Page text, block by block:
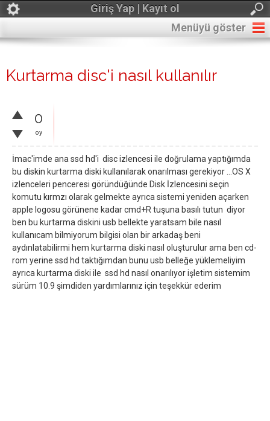
Giriş Yap | Kayıt ol
Menüyü göster
Kurtarma disc'i nasıl kullanılır
0
oy
İmac'imde ana ssd hd'i disc izlencesi ile doğrulama yaptığımda
bu diskin kurtarma diski kullanılarak onarılması gerekiyor ...OS X
izlenceleri penceresi göründüğünde Disk İzlencesini seçin
komutu kırmzı olarak gelmekte ayrıca sistemi yeniden açarken
apple logosu görünene kadar cmd+R tuşuna basılı tutun diyor
ben bu kurtarma diskini usb bellekte yaratsam bile nasıl
kullanıcam bilmiyorum bilgisi olan bir arkadaş beni
aydınlatabilirmi hem kurtarma diski nasıl oluşturulur ama ben cd-
rom yerine ssd hd taktığımdan bunu usb belleğe yüklemeliyim
ayrıca kurtarma diski ile ssd hd nasıl onarılıyor işletim sistemim
sürüm 10.9 şimdiden yardımlarınız için teşekkür ederim